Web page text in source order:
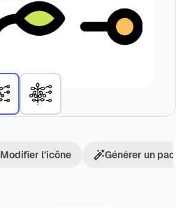
Modifier l’icône Générer un